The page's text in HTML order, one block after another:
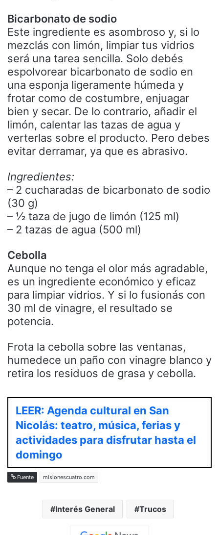
Bicarbonato de sodio
Este ingrediente es asombroso y, si lo
mezclás con limón, limpiar tus vidrios
será una tarea sencilla. Solo debés
espolvorear bicarbonato de sodio en
una esponja ligeramente húmeda y
frotar como de costumbre, enjuagar
bien y secar. De lo contrario, añadir el
limón, calentar las tazas de agua y
verterlas sobre el producto. Pero debes
evitar derramar, ya que es abrasivo.
Ingredientes:
– 2 cucharadas de bicarbonato de sodio
(30 g)
– ½ taza de jugo de limón (125 ml)
– 2 tazas de agua (500 ml)
Cebolla
Aunque no tenga el olor más agradable,
es un ingrediente económico y eficaz
para limpiar vidrios. Y si lo fusionás con
30 ml de vinagre, el resultado se
potencia.
Frota la cebolla sobre las ventanas,
humedece un paño con vinagre blanco y
retira los residuos de grasa y cebolla.
LEER: Agenda cultural en San
Nicolás: teatro, música, ferias y
actividades para disfrutar hasta el
domingo
Fuente misionescuatro.com
Interés General Trucos